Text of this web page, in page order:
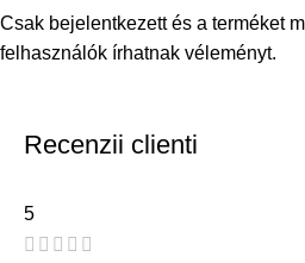
Csak bejelentkezett és a terméket
felhasználók írhatnak véleményt.
Recenzii clienti
5